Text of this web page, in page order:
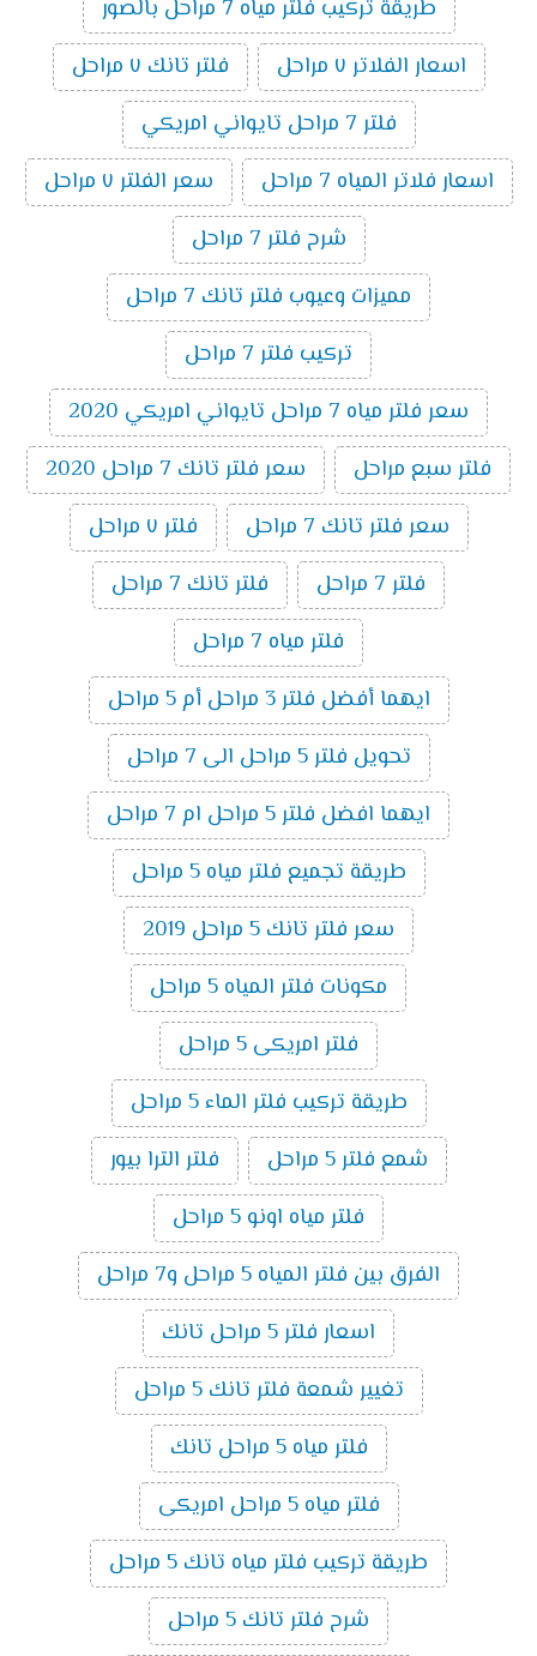
طريقة تركيب فلتر مياه 7 مراحل بالصور
اسعار الفلاتر ٧ مراحل
فلتر تانك ٧ مراحل
فلتر 7 مراحل تايواني امريكي
اسعار فلاتر المياه 7 مراحل
سعر الفلتر ٧ مراحل
شرح فلتر 7 مراحل
مميزات وعيوب فلتر تانك 7 مراحل
تركيب فلتر 7 مراحل
سعر فلتر مياه 7 مراحل تايواني امريكي 2020
فلتر سبع مراحل
سعر فلتر تانك 7 مراحل 2020
سعر فلتر تانك 7 مراحل
فلتر ٧ مراحل
فلتر 7 مراحل
فلتر تانك 7 مراحل
فلتر مياه 7 مراحل
ايهما أفضل فلتر 3 مراحل أم 5 مراحل
تحويل فلتر 5 مراحل الى 7 مراحل
ايهما افضل فلتر 5 مراحل ام 7 مراحل
طريقة تجميع فلتر مياه 5 مراحل
سعر فلتر تانك 5 مراحل 2019
مكونات فلتر المياه 5 مراحل
فلتر امريكى 5 مراحل
طريقة تركيب فلتر الماء 5 مراحل
شمع فلتر 5 مراحل
فلتر الترا بيور
فلتر مياه اونو 5 مراحل
الفرق بين فلتر المياه 5 مراحل و7 مراحل
اسعار فلتر 5 مراحل تانك
تغيير شمعة فلتر تانك 5 مراحل
فلتر مياه 5 مراحل تانك
فلتر مياه 5 مراحل امريكى
طريقة تركيب فلتر مياه تانك 5 مراحل
شرح فلتر تانك 5 مراحل